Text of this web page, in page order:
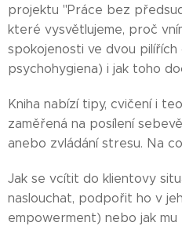
projektu "Práce bez
které vysvětlujeme, proč
spokojenosti ve dvou
psychohygiena) i jak toho
Kniha nabízí tipy, cvičení i
zaměřená na posílení
anebo zvládání stresu. Na
Jak se vcítit do klientovy
naslouchat, podpořit ho v
empowerment) nebo jak